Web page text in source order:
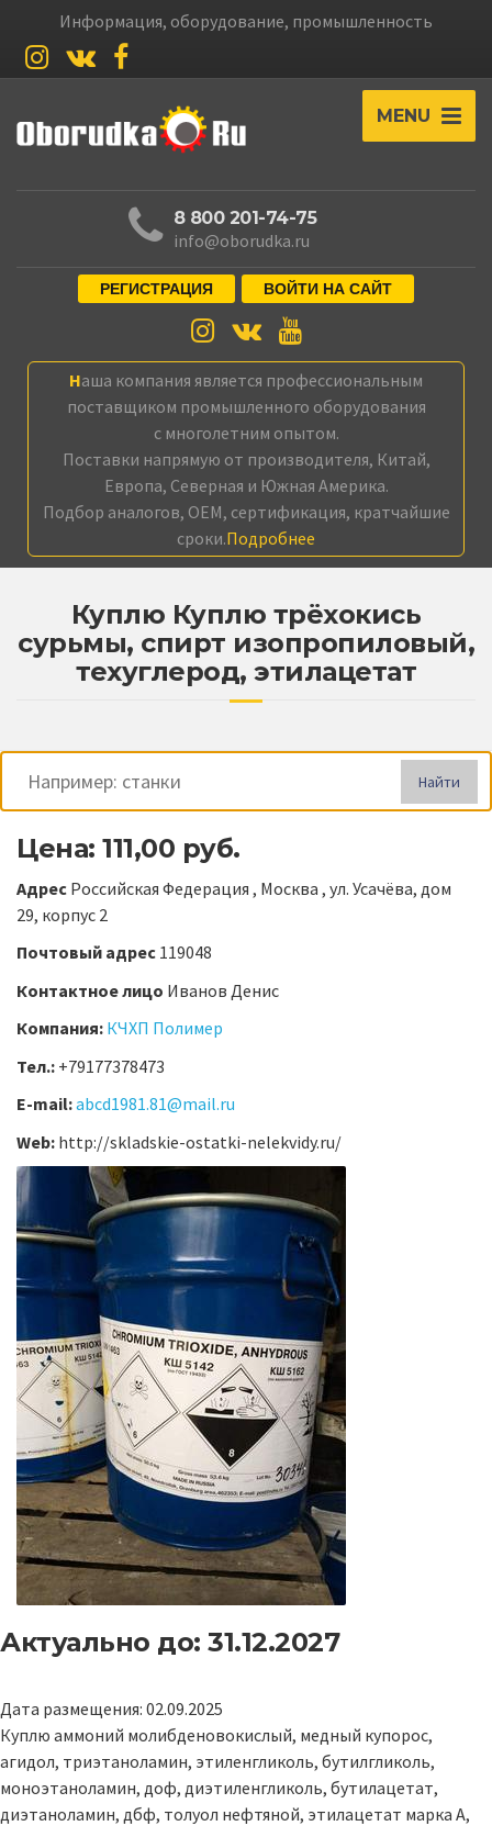
Информация, оборудование, промышленность
MENU
8 800 201-74-75
info@oborudka.ru
РЕГИСТРАЦИЯ ВОЙТИ НА САЙТ
Наша компания является профессиональным
поставщиком промышленного оборудования
с многолетним опытом.
Поставки напрямую от производителя, Китай,
Европа, Северная и Южная Америка.
Подбор аналогов, OEM, сертификация, кратчайшие
сроки.Подробнее
Куплю Куплю трёхокись
сурьмы, спирт изопропиловый,
техуглерод, этилацетат
Найти
Цена: 111,00 руб.
Адрес Российская Федерация , Москва , ул. Усачёва, дом
29, корпус 2
Почтовый адрес 119048
Контактное лицо Иванов Денис
Компания: КЧХП Полимер
Тел.: +79177378473
E-mail:abcd1981.81@mail.ru
Web: http://skladskie-ostatki-nelekvidy.ru/
Актуально до: 31.12.2027
Дата размещения: 02.09.2025
Куплю аммоний молибденовокислый, медный купорос,
агидол, триэтаноламин, этиленгликоль, бутилгликоль,
моноэтаноламин, доф, диэтиленгликоль, бутилацетат,
диэтаноламин, дбф, толуол нефтяной, этилацетат марка А,